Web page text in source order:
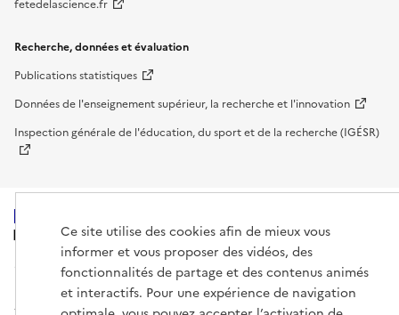
fetedelascience.fr
Recherche, données et évaluation
Publications statistiques
Données de l'enseignement supérieur, la recherche et l'innovation
Inspection générale de l'éducation, du sport et de la recherche (IGÉSR)
MINISTÈRE
DE L'ENSEIGNEMENT
SUPÉRIEUR,
DE LA RECHERCHE
ET DE L'ESPACE
Ce site utilise des cookies afin de mieux vous
informer et vous proposer des vidéos, des
fonctionnalités de partage et des contenus animés
et interactifs. Pour une expérience de navigation